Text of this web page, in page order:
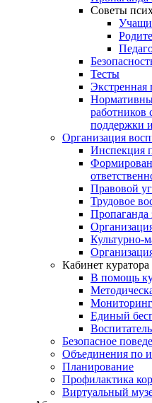
Советы
Тесты
Экстренная
работников
поддержки
Организация
Инспекция
Правовой
Трудовое
Пропаганда
Культурно-
Кабинет куратора
В помощь
Мониторинг
Единый
Безопасное
Объединения по
Планирование
Профилактика
Виртуальный